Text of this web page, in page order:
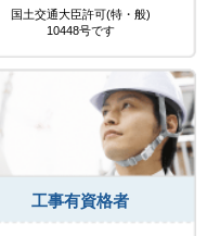
国土交通大臣許可(特・般)
10448号です
工事有資格者